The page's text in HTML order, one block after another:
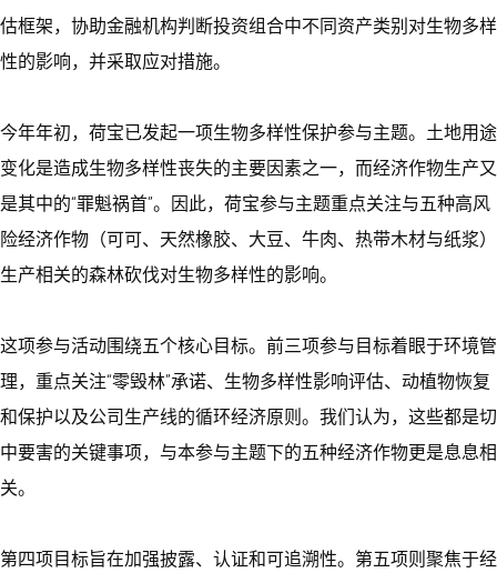
估框架，协助金融机构判断投资组合中不同资产类别对生物多样
性的影响，并采取应对措施。
今年年初，荷宝已发起一项生物多样性保护参与主题。土地用途
变化是造成生物多样性丧失的主要因素之一，而经济作物生产又
是其中的“罪魁祸首”。因此，荷宝参与主题重点关注与五种高风
险经济作物（可可、天然橡胶、大豆、牛肉、热带木材与纸浆）
生产相关的森林砍伐对生物多样性的影响。
这项参与活动围绕五个核心目标。前三项参与目标着眼于环境管
理，重点关注“零毁林”承诺、生物多样性影响评估、动植物恢复
和保护以及公司生产线的循环经济原则。我们认为，这些都是切
中要害的关键事项，与本参与主题下的五种经济作物更是息息相
关。
第四项目标旨在加强披露、认证和可追溯性。第五项则聚焦于经